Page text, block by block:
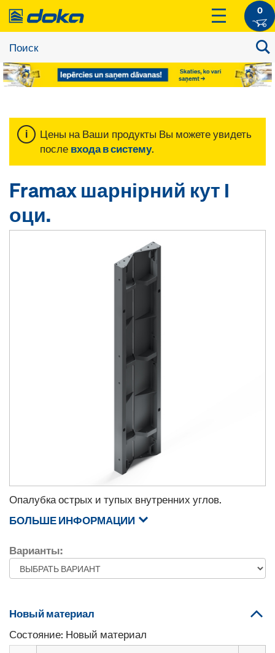
0
Цены на Ваши продукты Вы можете увидеть
после входа в систему.
Framax шарнірний кут І
оци.
Опалубка острых и тупых внутренних углов.
БОЛЬШЕ ИНФОРМАЦИИ
Варианты:
Новый материал
Состояние: Новый материал